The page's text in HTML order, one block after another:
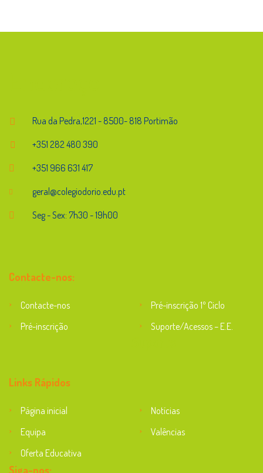
Rua da Pedra,1221 - 8500- 818 Portimão
+351 282 480 390
+351 966 631 417
geral@colegiodorio.edu.pt
Seg - Sex: 7h30 - 19h00
Contacte-nos:
Contacte-nos
Pré-inscrição 1º Ciclo
Pré-inscrição
Suporte/Acessos – E.E.
Links Rápidos
Página inicial
Notícias
Equipa
Valências
Oferta Educativa
Siga-nos: